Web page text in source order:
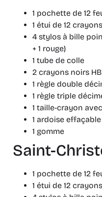
1 pochette de 12
1 étui de 12
4 stylos à bille
+ 1 rouge)
1 tube de colle
2 crayons noirs
1 règle double
1 règle triple
1 taille-crayon
1 ardoise
1 gomme
Saint-
1 pochette de 12
1 étui de 12